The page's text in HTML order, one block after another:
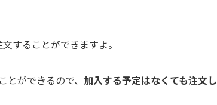
することができますよ。
ができるので、 加入する予定はなくても注文し